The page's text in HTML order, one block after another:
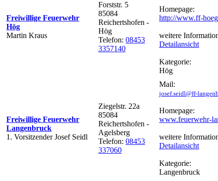
Freiwillige Feuerwehr
Hög
Martin Kraus
Forststr. 5
85084
Reichertshofen -
Hög
Telefon: 08453
3357140
Homepage:
http://www.ff-
weitere
Detailansicht
Kategorie:
Hög
Freiwillige Feuerwehr
Langenbruck
1. Vorsitzender Josef Seidl
Ziegelstr. 22a
85084
Reichertshofen -
Agelsberg
Telefon: 08453
337060
Mail:
josef.seidl@ff-
Homepage:
www.feuerwehr-
weitere
Detailansicht
Kategorie:
Langenbruck